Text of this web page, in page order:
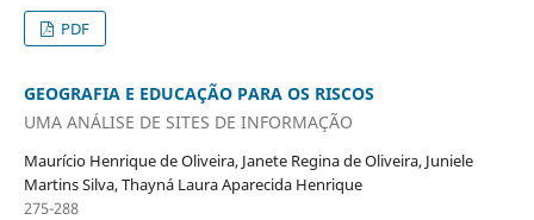
PDF
GEOGRAFIA E EDUCAÇÃO PARA OS RISCOS
UMA ANÁLISE DE SITES DE INFORMAÇÃO
Maurício Henrique de Oliveira, Janete Regina de Oliveira, Juniele
Martins Silva, Thayná Laura Aparecida Henrique
275-288